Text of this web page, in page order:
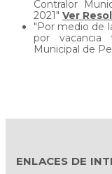
Contralor
2021" Ver
"Por medio de
por vacancia
Municipal de
ENLACES DE